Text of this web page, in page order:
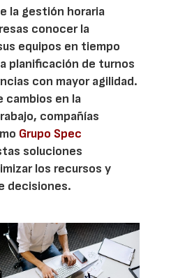
la gestión horaria
conocer la
equipos en tiempo
planificación de turnos
con mayor agilidad.
cambios en la
compañías
Grupo Spec
soluciones
los recursos y
decisiones.